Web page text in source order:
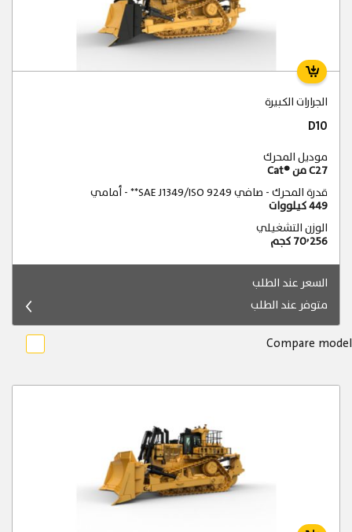
الجرارات الكبيرة
D10
موديل المحرك
C27 من Cat®‎
قدرة المحرك - صافي SAE J1349/ISO 9249** - أمامي
449 كيلووات
الوزن التشغيلي
70٬256 كجم
السعر عند الطلب
متوفر عند الطلب
Compare model